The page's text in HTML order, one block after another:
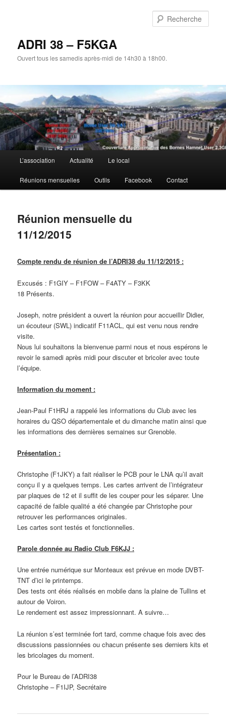
ADRI 38 – F5KGA
Ouvert tous les samedis après-midi de 14h30 à 18h00.
principal
L’association Actualité Le local
Réunions mensuelles Outils Facebook Contact
Réunion mensuelle du
11/12/2015
Compte rendu de réunion de l’ADRI38 du 11/12/2015 :
Excusés : F1GIY – F1FOW – F4ATY – F3KK
18 Présents.
Joseph, notre président a ouvert la réunion pour accueillir Didier,
un écouteur (SWL) indicatif F11ACL, qui est venu nous rendre
visite.
Nous lui souhaitons la bienvenue parmi nous et nous espérons le
revoir le samedi après midi pour discuter et bricoler avec toute
l’équipe.
Information du moment :
Jean-Paul F1HRJ a rappelé les informations du Club avec les
horaires du QSO départementale et du dimanche matin ainsi que
les informations des dernières semaines sur Grenoble.
Présentation :
Christophe (F1JKY) a fait réaliser le PCB pour le LNA qu’il avait
conçu il y a quelques temps. Les cartes arrivent de l’intégrateur
par plaques de 12 et il suffit de les couper pour les séparer. Une
capacité de faible qualité a été changée par Christophe pour
retrouver les performances originales.
Les cartes sont testés et fonctionnelles.
Parole donnée au Radio Club F6KJJ :
Une entrée numérique sur Monteaux est prévue en mode DVBT-
TNT d’ici le printemps.
Des tests ont étés réalisés en mobile dans la plaine de Tullins et
autour de Voiron.
Le rendement est assez impressionnant. A suivre…
La réunion s’est terminée fort tard, comme chaque fois avec des
discussions passionnées ou chacun présente ses derniers kits et
les bricolages du moment.
Pour le Bureau de l’ADRI38
Christophe – F1IJP, Secrétaire